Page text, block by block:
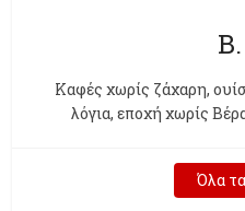
Kαφές χωρίς ζάχαρη,
λόγια, εποχή χωρίς
Όλα